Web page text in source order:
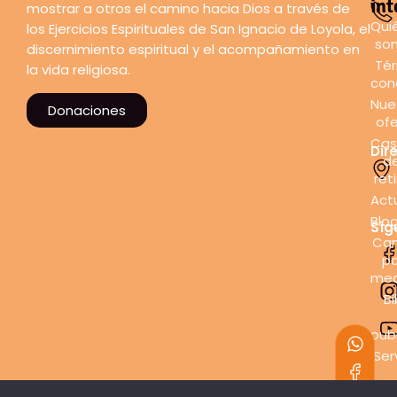
mostrar a otros el camino hacia Dios a través de
los Ejercicios Espirituales de San Ignacio de Loyola, el
discernimiento espiritual y el acompañamiento en
la vida religiosa.
Donaciones